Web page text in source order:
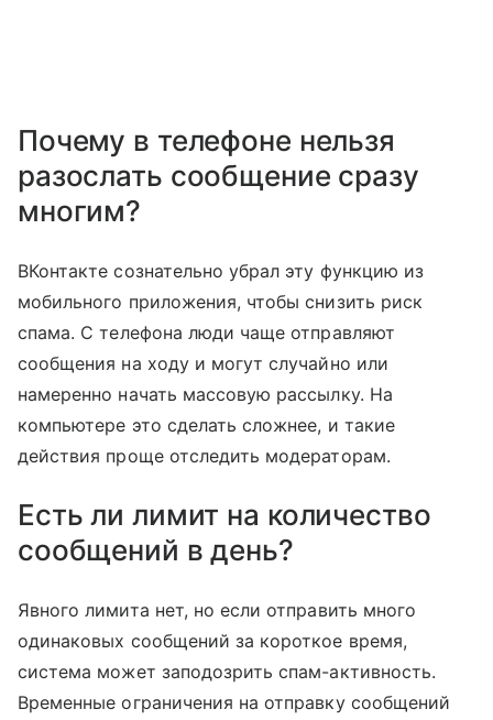
Почему в телефоне нельзя
разослать сообщение сразу
многим?
ВКонтакте сознательно убрал эту функцию из
мобильного приложения, чтобы снизить риск
спама. С телефона люди чаще отправляют
сообщения на ходу и могут случайно или
намеренно начать массовую рассылку. На
компьютере это сделать сложнее, и такие
действия проще отследить модераторам.
Есть ли лимит на количество
сообщений в день?
Явного лимита нет, но если отправить много
одинаковых сообщений за короткое время,
система может заподозрить спам-активность.
Временные ограничения на отправку сообщений